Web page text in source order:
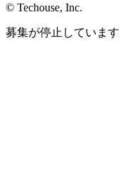
© Techouse, Inc.
募集が停止しています